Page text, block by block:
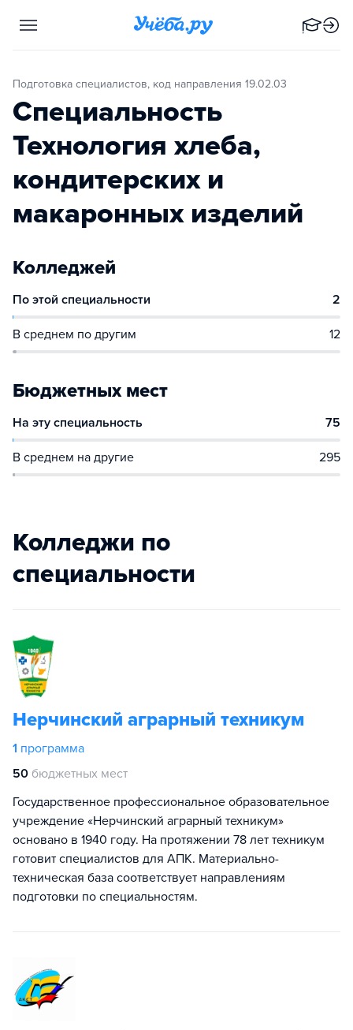
Подготовка специалистов, код направления 19.02.03
Специальность
Технология хлеба,
кондитерских и
макаронных изделий
Колледжей
По этой специальности 2
В среднем по другим 12
Бюджетных мест
На эту специальность 75
В среднем на другие 295
Колледжи по
специальности
Нерчинский аграрный техникум
1 программа
50 бюджетных мест
Государственное профессиональное образовательное
учреждение «Нерчинский аграрный техникум»
основано в 1940 году. На протяжении 78 лет техникум
готовит специалистов для АПК. Материально-
техническая база соответствует направлениям
подготовки по специальностям.